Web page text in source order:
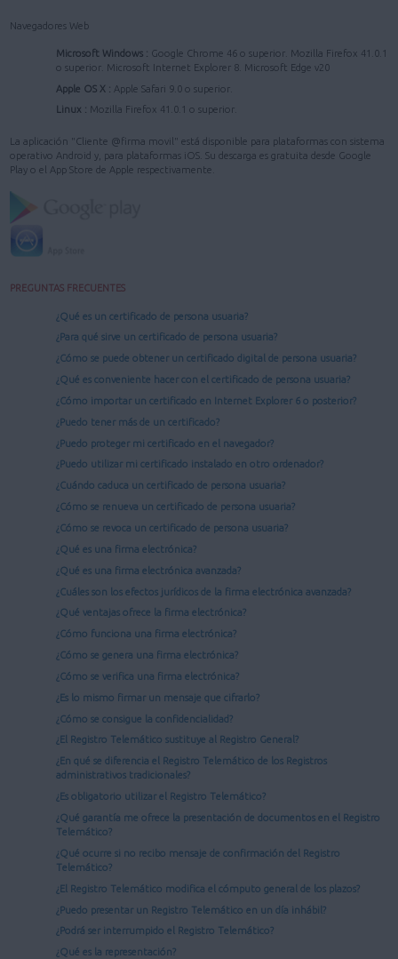
Navegadores Web
Microsoft Windows : Google Chrome 46 o superior. Mozilla Firefox 41.0.1
o superior. Microsoft Internet Explorer 8. Microsoft Edge v20
Apple OS X : Apple Safari 9.0 o superior.
Linux : Mozilla Firefox 41.0.1 o superior.
La aplicación "Cliente @firma movil" está disponible para plataformas con sistema
operativo Android y, para plataformas iOS. Su descarga es gratuita desde Google
Play o el App Store de Apple respectivamente.
PREGUNTAS FRECUENTES
¿Qué es un certificado de persona usuaria?
¿Para qué sirve un certificado de persona usuaria?
¿Cómo se puede obtener un certificado digital de persona usuaria?
¿Qué es conveniente hacer con el certificado de persona usuaria?
¿Cómo importar un certificado en Internet Explorer 6 o posterior?
¿Puedo tener más de un certificado?
¿Puedo proteger mi certificado en el navegador?
¿Puedo utilizar mi certificado instalado en otro ordenador?
¿Cuándo caduca un certificado de persona usuaria?
¿Cómo se renueva un certificado de persona usuaria?
¿Cómo se revoca un certificado de persona usuaria?
¿Qué es una firma electrónica?
¿Qué es una firma electrónica avanzada?
¿Cuáles son los efectos jurídicos de la firma electrónica avanzada?
¿Qué ventajas ofrece la firma electrónica?
¿Cómo funciona una firma electrónica?
¿Cómo se genera una firma electrónica?
¿Cómo se verifica una firma electrónica?
¿Es lo mismo firmar un mensaje que cifrarlo?
¿Cómo se consigue la confidencialidad?
¿El Registro Telemático sustituye al Registro General?
¿En qué se diferencia el Registro Telemático de los Registros
administrativos tradicionales?
¿Es obligatorio utilizar el Registro Telemático?
¿Qué garantía me ofrece la presentación de documentos en el Registro
Telemático?
¿Qué ocurre si no recibo mensaje de confirmación del Registro
Telemático?
¿El Registro Telemático modifica el cómputo general de los plazos?
¿Puedo presentar un Registro Telemático en un día inhábil?
¿Podrá ser interrumpido el Registro Telemático?
¿Qué es la representación?